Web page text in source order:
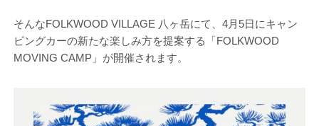
そんなFOLKWOOD VILLAGE 八ヶ岳にて、4月5日にキャン
ピングカーの新たな楽しみ方を提案する「FOLKWOOD
MOVING CAMP」が開催されます。